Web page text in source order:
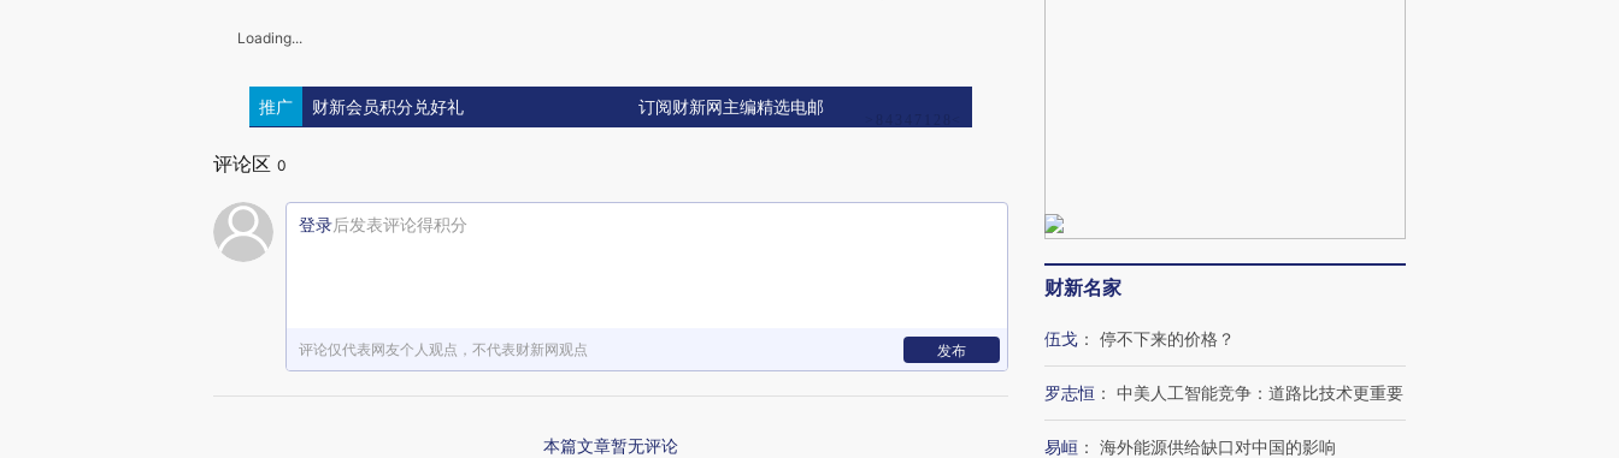
Loading...
推广 财新会员积分兑好礼 订阅财新网主编精选电邮
评论区 0
登录后发表评论得积分
评论仅代表网友个人观点，不代表财新网观点 发布
本篇文章暂无评论
财新名家
伍戈 ： 停不下来的价格？
罗志恒 ： 中美人工智能竞争：道路比技术更重要
易峘 ： 海外能源供给缺口对中国的影响